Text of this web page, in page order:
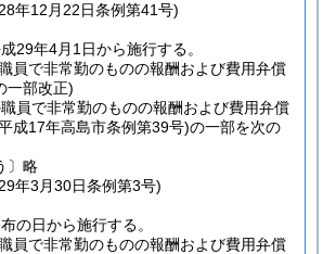
年12月22日条例第41号)
29年4月1日から施行する。
員で非常勤のものの報酬および費用弁償
一部改正)
員で非常勤のものの報酬および費用弁償
成17年高島市条例第39号)の一部を次の
〕略
年3月30日条例第3号)
の日から施行する。
員で非常勤のものの報酬および費用弁償